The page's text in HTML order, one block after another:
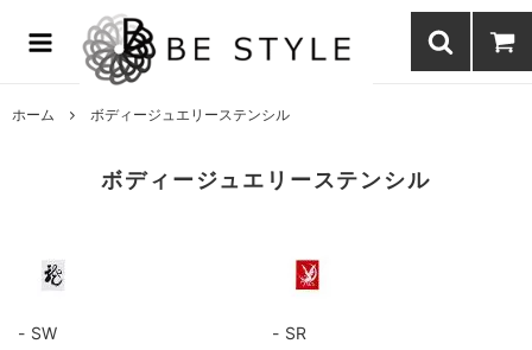
まつげエクステ商材の通販・まつげパーマ・ボディジュエリーなどまつ
げ商材・美容商材の通販｜BE STYLE beauty shop
ホーム ボディージュエリーステンシル
ボディージュエリーステンシル
SW SR